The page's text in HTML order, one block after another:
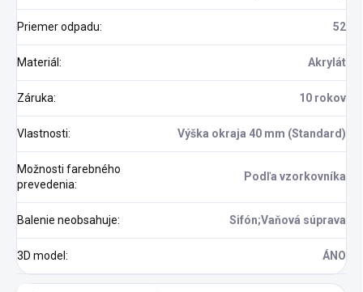
Priemer odpadu: 52
Materiál: Akrylát
Záruka: 10 rokov
Vlastnosti: Výška okraja 40 mm (Standard)
Možnosti farebného
prevedenia:
Podľa vzorkovníka
Balenie neobsahuje: Sifón;Vaňová súprava
3D model : ÁNO